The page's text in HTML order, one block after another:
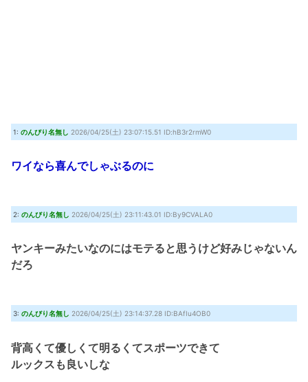
ONE PIECE実写化キャスト予想！平野紫耀×今田美桜が話題 (7/30 22:21)
『クロノ・トリガー』これすごく良いゲームじゃない？ (7/30 22:11)
1: のんびり名無し 2026/04/25(土) 23:07:15.51 ID:hB3r2rmW0
ワイなら喜んでしゃぶるのに
2: のんびり名無し 2026/04/25(土) 23:11:43.01 ID:By9CVALA0
ヤンキーみたいなのにはモテると思うけど好みじゃないん
だろ
3: のんびり名無し 2026/04/25(土) 23:14:37.28 ID:BAfIu4OB0
背高くて優しくて明るくてスポーツできて
ルックスも良いしな